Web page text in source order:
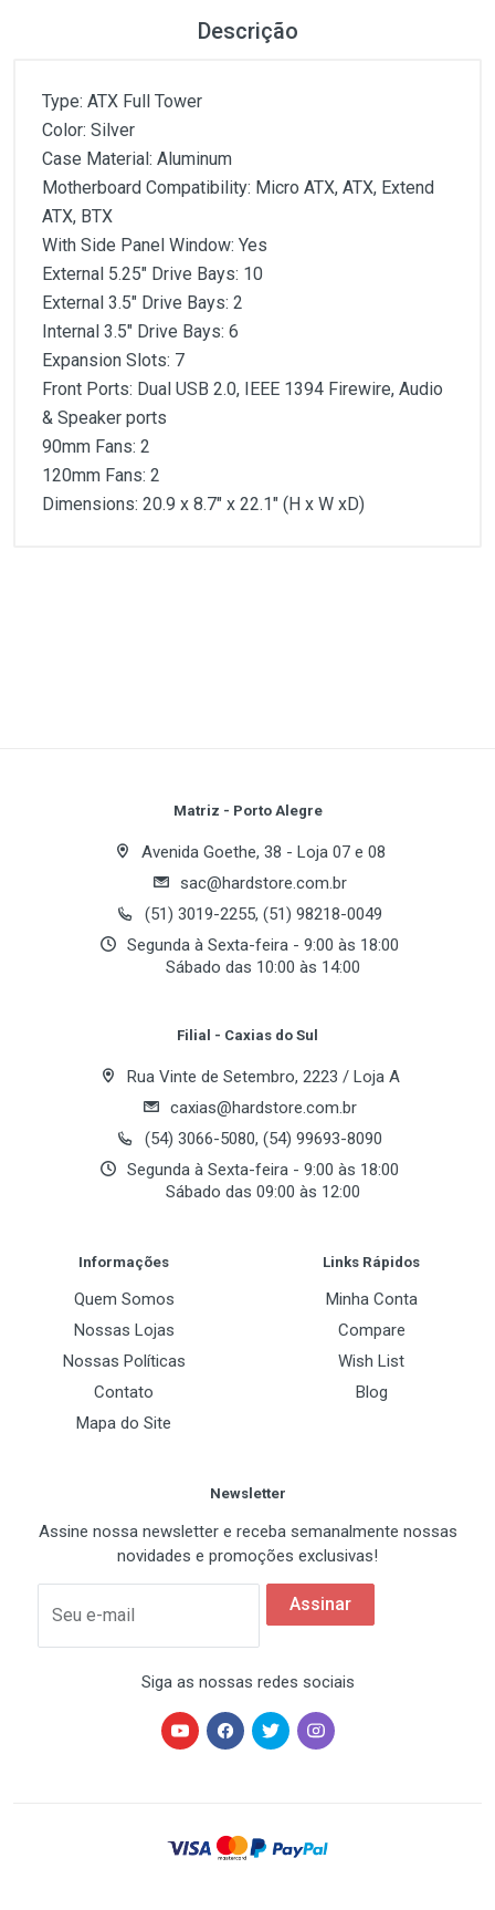
Descrição
Type: ATX Full Tower
Color: Silver
Case Material: Aluminum
Motherboard Compatibility: Micro ATX, ATX, Extend
ATX, BTX
With Side Panel Window: Yes
External 5.25" Drive Bays: 10
External 3.5" Drive Bays: 2
Internal 3.5" Drive Bays: 6
Expansion Slots: 7
Front Ports: Dual USB 2.0, IEEE 1394 Firewire, Audio
& Speaker ports
90mm Fans: 2
120mm Fans: 2
Dimensions: 20.9 x 8.7" x 22.1" (H x W xD)
Your Name
Email Address
Matriz - Porto Alegre
Avenida Goethe, 38 - Loja 07 e 08
sac@hardstore.com.br
(51) 3019-2255, (51) 98218-0049
Segunda à Sexta-feira - 9:00 às 18:00
Sábado das 10:00 às 14:00
Filial - Caxias do Sul
Rua Vinte de Setembro, 2223 / Loja A
caxias@hardstore.com.br
(54) 3066-5080, (54) 99693-8090
Segunda à Sexta-feira - 9:00 às 18:00
Sábado das 09:00 às 12:00
Informações
Quem Somos
Nossas Lojas
Nossas Políticas
Contato
Mapa do Site
Links Rápidos
Minha Conta
Compare
Wish List
Blog
Newsletter
Assine nossa newsletter e receba semanalmente nossas
novidades e promoções exclusivas!
Seu e-mail
Assinar
Siga as nossas redes sociais